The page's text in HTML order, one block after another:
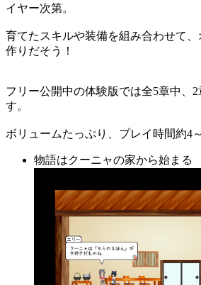
イヤー次第。
育てたスキルや装備を組み合わせて
作りだそう！
フリー公開中の体験版では全5章中、
す。
ボリュームたっぷり、プレイ時間約4
物語はクーニャの家から始まる